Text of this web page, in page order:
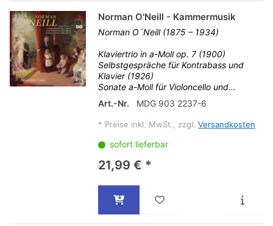
Norman O'Neill - Kammermusik
Norman O´Neill (1875 – 1934)
Klaviertrio in a-Moll op. 7 (1900)
Selbstgespräche für Kontrabass und
Klavier (1926)
Sonate a-Moll für Violoncello und...
Art.-Nr.
MDG 903 2237-6
* Preise inkl. MwSt., zzgl. Versandkosten
sofort lieferbar
21,99 € *